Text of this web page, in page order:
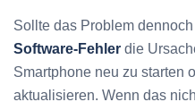
Sollte das Problem
Software-Fehler die
Smartphone neu zu starten
aktualisieren. Wenn das